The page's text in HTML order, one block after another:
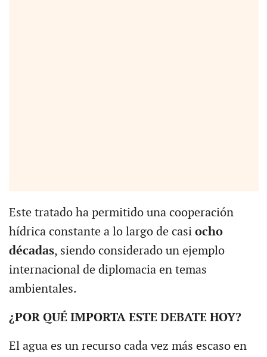
Este tratado ha permitido una cooperación
hídrica constante a lo largo de casi ocho
décadas, siendo considerado un ejemplo
internacional de diplomacia en temas
ambientales.
¿POR QUÉ IMPORTA ESTE DEBATE HOY?
El agua es un recurso cada vez más escaso en